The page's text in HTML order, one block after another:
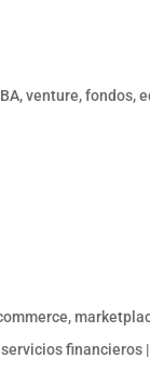
venture, fondos,